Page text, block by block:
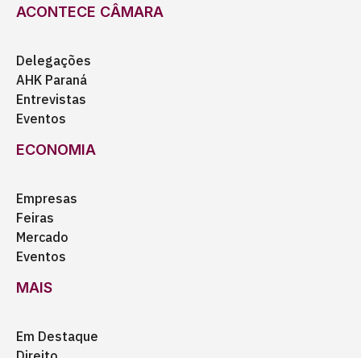
ACONTECE CÂMARA
Delegações
AHK Paraná
Entrevistas
Eventos
ECONOMIA
Empresas
Feiras
Mercado
Eventos
MAIS
Em Destaque